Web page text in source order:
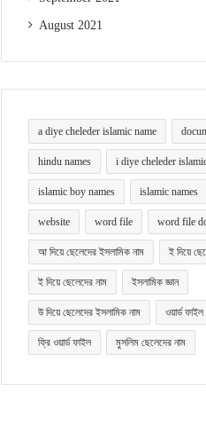
August 2021
a diye cheleder islamic name
hindu names i diye cheleder
islamic boy names islamic names
website word file word file
আ দিয়ে ছেলেদের ইসলামিক নাম ই দিয়ে
ই দিয়ে ছেলেদের নাম ইসলামিক জ্ঞান
উ দিয়ে ছেলেদের ইসলামিক নাম ওয়ার্ড
ফ্রি ওয়ার্ড ফাইল মুসলিম ছেলেদের নাম